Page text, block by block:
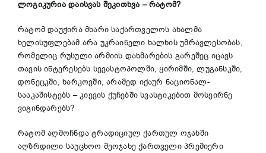
ლოგიკურია დაისვას შეკითხვა – რატომ?
რატომ დაუჭირა მხარი საქართველოს ახალმა
ხელისუფლებამ არა უკრაინელი ხალხის უმრავლესობას,
რომელიც რუსული არმიის დახმარების გარეშეც იცავს
თავის ინტერესებს სევასტოპოლში, ყირიმში, ლუგანსკში,
დონეცკში, ხარკოვში, არამედ იქაურ ნაციონალ-
სააკაშისტებს – კიევის ქუჩებში სვასტიკებით მოსეირნე
ვიგინდარებს?
რატომ აღმოჩნდა ტრადიციულ ქართულ ოჯახში
აღზრდილი საუცხოო მეოჯახე ქართველი პრემიერი